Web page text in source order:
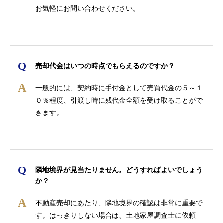
お気軽にお問い合わせください。
売却代金はいつの時点でもらえるのですか？
一般的には、契約時に手付金として売買代金の５～１
０％程度、引渡し時に残代金全額を受け取ることがで
きます。
隣地境界が見当たりません。どうすればよいでしょう
か？
不動産売却にあたり、隣地境界の確認は非常に重要で
す。はっきりしない場合は、土地家屋調査士に依頼